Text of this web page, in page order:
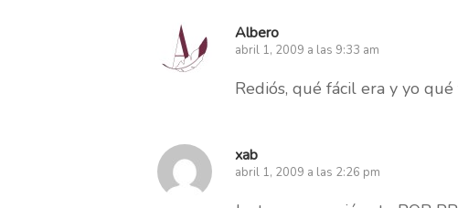
Albero
abril 1, 2009 a las 9:33 am
Rediós, qué fácil era y yo
xab
abril 1, 2009 a las 2:26 pm